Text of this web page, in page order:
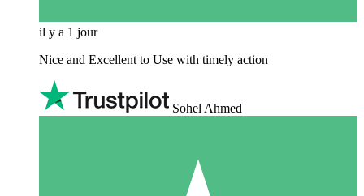
il y a 1 jour
Nice and Excellent to Use with timely action
Sohel Ahmed